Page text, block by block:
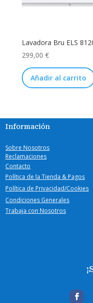
Lavadora Bru ELS
299,00 €
Añadir al carrito
Información
Sobre Nosotros
Reclamaciones
Contacto
Política de la Tienda & Pagos
Política de Privacidad/Cookies
Condiciones Generales
Trabaja con Nosotros